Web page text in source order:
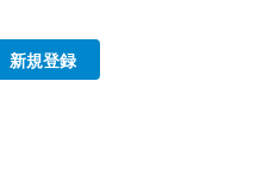
新規登録